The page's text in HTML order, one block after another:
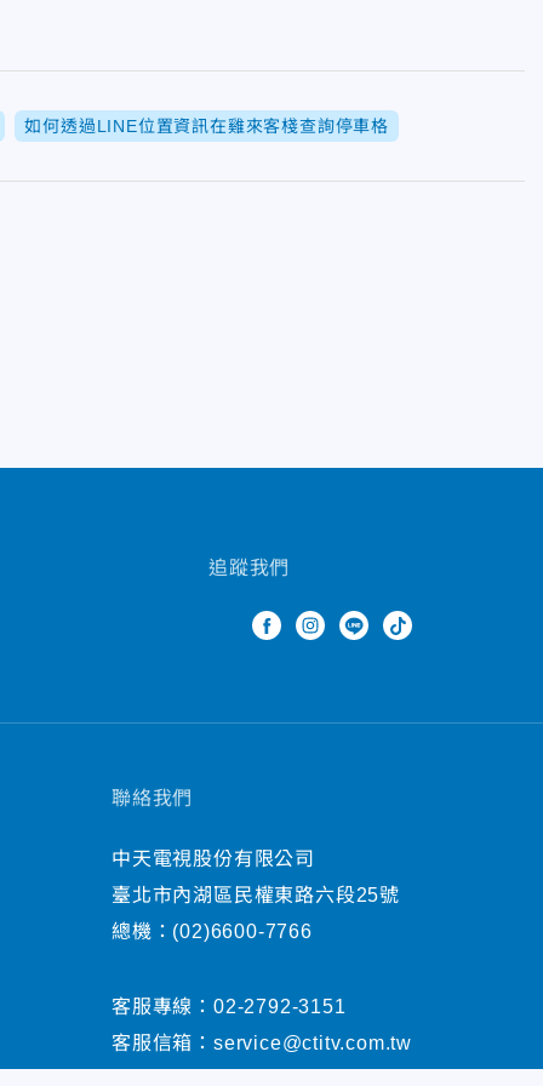
如何透過LINE位置資訊在雞來客棧查詢停車格
追蹤我們
聯絡我們
中天電視股份有限公司
臺北市內湖區民權東路六段25號
總機： (02)6600-7766
客服專線： 02-2792-3151
客服信箱： service@ctitv.com.tw